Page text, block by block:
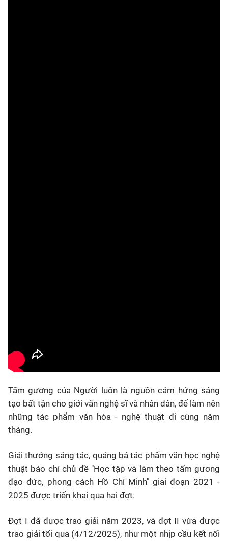
Tấm gương của Người luôn là nguồn cảm hứng sáng
tạo bất tận cho giới văn nghệ sĩ và nhân dân, để làm nên
những tác phẩm văn hóa - nghệ thuật đi cùng năm
tháng.
Giải thưởng sáng tác, quảng bá tác phẩm văn học nghệ
thuật báo chí chủ đề "Học tập và làm theo tấm gương
đạo đức, phong cách Hồ Chí Minh" giai đoạn 2021 -
2025 được triển khai qua hai đợt.
Đợt I đã được trao giải năm 2023, và đợt II vừa được
trao giải tối qua (4/12/2025), như một nhịp cầu kết nối